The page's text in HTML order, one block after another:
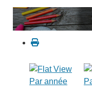
Par année